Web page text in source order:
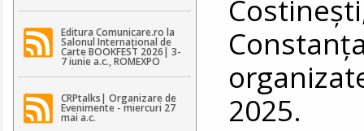
Editura Comunicare.ro la
Salonul Internațional de
Carte BOOKFEST 2026| 3-
7 iunie a.c., ROMEXPO
CRPtalks| Organizare de
Evenimente - miercuri 27
mai a.c.
2025.